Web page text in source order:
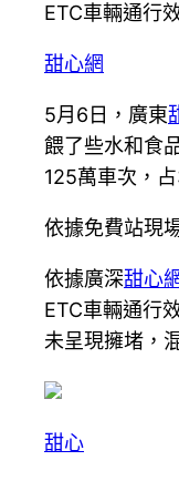
ETC車輛通行
甜心網
5月6日，廣東
餵了些水和食
125萬車次，占
依據免費站現
依據廣深甜心
ETC車輛通行
未呈現擁堵，
甜心